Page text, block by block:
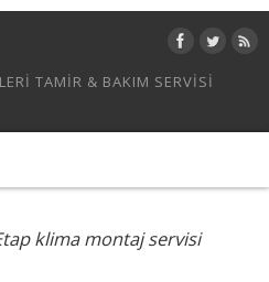
TAMIR & BAKIM SERVISI
klima montaj servisi